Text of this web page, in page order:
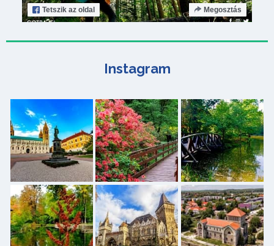
Tetszik az oldal Megosztás
Instagram